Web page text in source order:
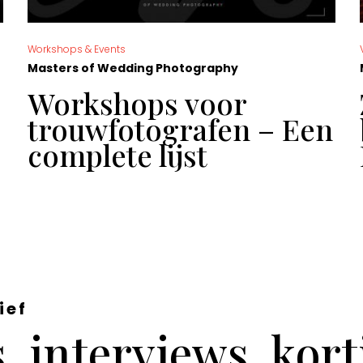
Workshops & Events
Masters of Wedding Photography
Workshops voor
trouwfotografen – Een
complete lijst